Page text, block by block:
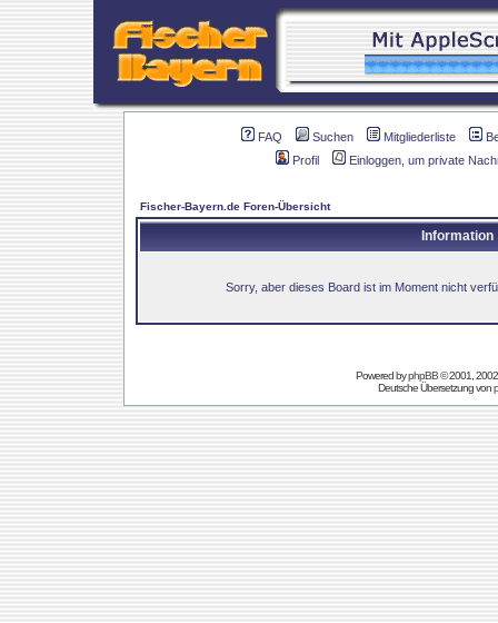
FAQ Suchen Mitgliederliste
Profil
Einloggen, um private
Fischer-Bayern.de Foren-Übersicht
Information
Sorry, aber dieses Board ist im Moment nicht
Powered byphpBB© 2001,
Deutsche Übersetzung von